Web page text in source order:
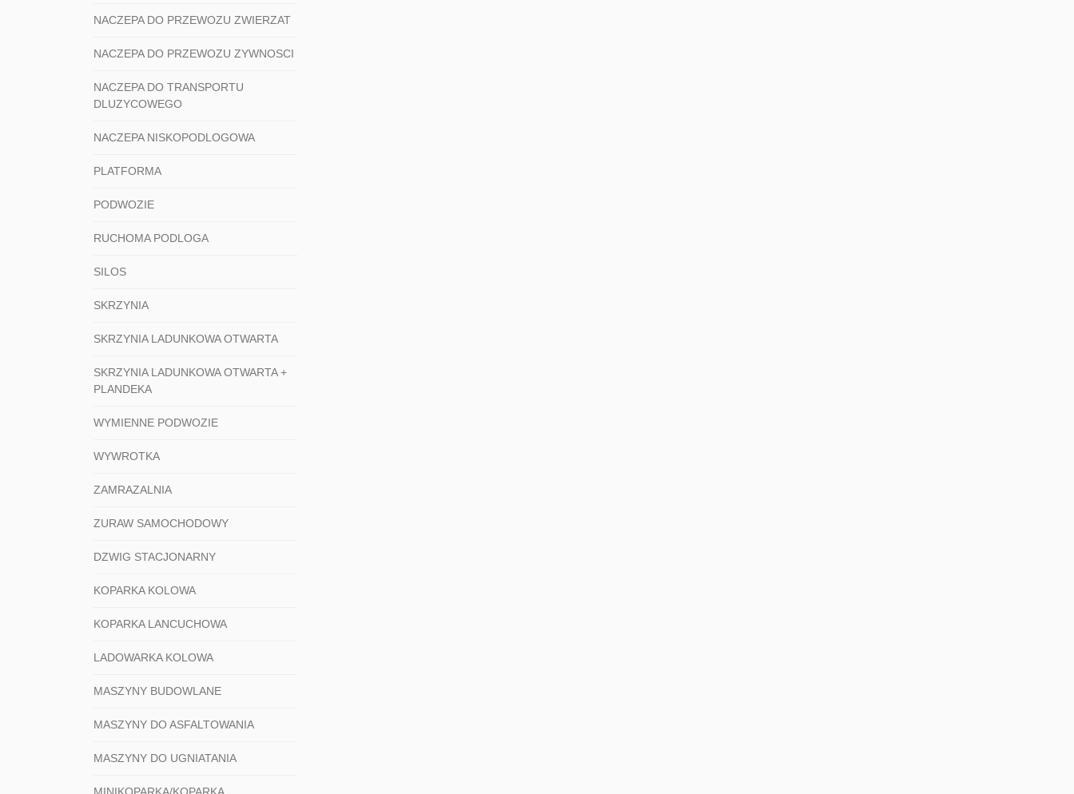
NACZEPA DO PRZEWOZU ZWIERZAT
NACZEPA DO PRZEWOZU ZYWNOSCI
NACZEPA DO TRANSPORTU
DLUZYCOWEGO
NACZEPA NISKOPODLOGOWA
PLATFORMA
PODWOZIE
RUCHOMA PODLOGA
SILOS
SKRZYNIA
SKRZYNIA LADUNKOWA OTWARTA
SKRZYNIA LADUNKOWA OTWARTA +
PLANDEKA
WYMIENNE PODWOZIE
WYWROTKA
ZAMRAZALNIA
ZURAW SAMOCHODOWY
DZWIG STACJONARNY
KOPARKA KOLOWA
KOPARKA LANCUCHOWA
LADOWARKA KOLOWA
MASZYNY BUDOWLANE
MASZYNY DO ASFALTOWANIA
MASZYNY DO UGNIATANIA